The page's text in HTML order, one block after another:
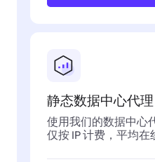
静态数据中心代理
使用我们的数据中心
仅按 IP 计费，平均在